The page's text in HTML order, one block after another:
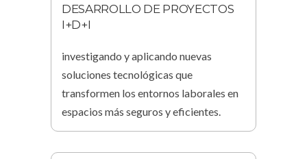
DESARROLLO DE PROYECTOS
I+D+I
investigando y aplicando nuevas
soluciones tecnológicas que
transformen los entornos laborales en
espacios más seguros y eficientes.